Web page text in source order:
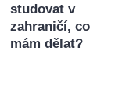
studovat v
zahraničí, co
mám dělat?